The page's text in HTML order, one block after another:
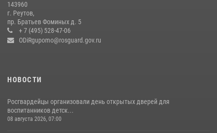
сотрудников спецподразделений в преодолении полосы
препятствий со стрельбой
14 июля 2026, 15:13
143960
г. Реутов,
пр. Братьев Фоминых д. 5
+ 7 (495) 528-47-06
ODiRgupomo@rosguard.gov.ru
НОВОСТИ
Росгвардейцы организовали день открытых дверей для
воспитанников детск...
08 августа 2026, 07:00